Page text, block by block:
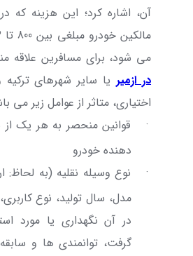
آن، اشاره کرد؛ این هزینه که
می شود، برای مسافرین علاقه
در ازمیریا سایر شهرهای ترکیه
اختیاری، متاثر از عوامل زیر می
·
قوانین منحصر به هر یک
دهنده خودرو
·
نوع وسیله نقلیه (به لحاظ:
مدل، سال تولید، نوع
در آن نگهداری یا مورد
گرفت، توانمندی ها و